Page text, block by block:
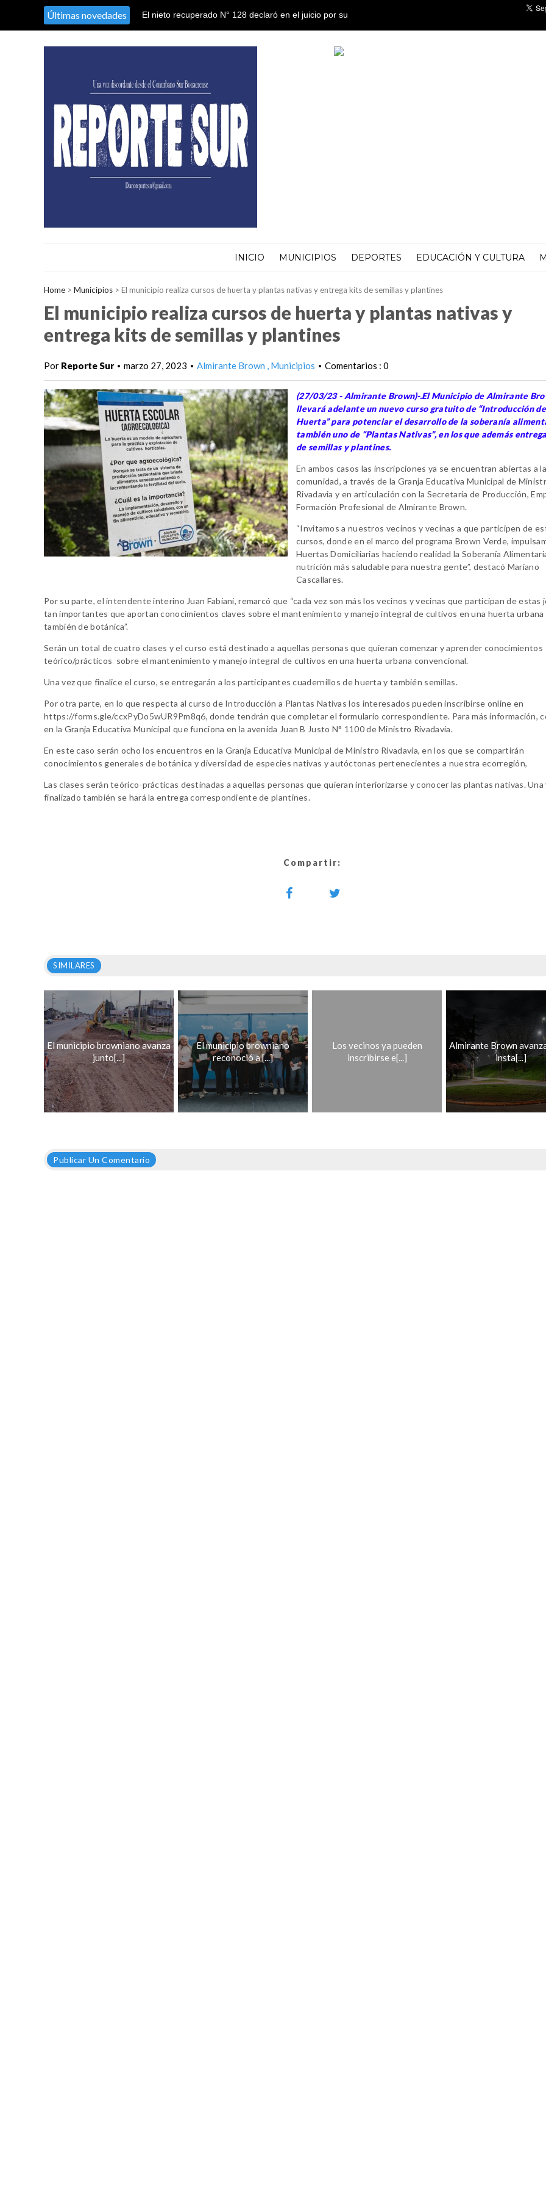
Últimas novedades
El nieto recuperado N° 128 declaró en el juicio por su
INICIO MUNICIPIOS DEPORTES EDUCACIÓN Y CULTURA
Home > Municipios > El municipio realiza cursos de huerta y plantas nativas y entrega kits de semillas y plantines
El municipio realiza cursos de huerta y plantas nativas y
entrega kits de semillas y plantines
Por Reporte Sur • marzo 27, 2023 • Almirante Brown Municipios • Comentarios : 0
(27/03/23 - Almirante Brown)-.El Municipio de Almirante
llevará adelante un nuevo curso gratuito de “Introducción de
Huerta” para potenciar el desarrollo de la soberanía
también uno de “Plantas Nativas”, en los que además
de semillas y plantines.
En ambos casos las inscripciones ya se encuentran abiertas a la
comunidad, a través de la Granja Educativa Municipal de
Rivadavia y en articulación con la Secretaría de Producción,
Formación Profesional de Almirante Brown.
“Invitamos a nuestros vecinos y vecinas a que participen de
cursos, donde en el marco del programa Brown Verde,
Huertas Domiciliarias haciendo realidad la Soberanía
nutrición más saludable para nuestra gente”, destacó Mariano
Cascallares.
Por su parte, el intendente interino Juan Fabiani, remarcó que “cada vez son más los vecinos y vecinas que participan de estas
tan importantes que aportan conocimientos claves sobre el mantenimiento y manejo integral de cultivos en una huerta urbana
también de botánica”.
Serán un total de cuatro clases y el curso está destinado a aquellas personas que quieran comenzar y aprender conocimientos
teórico/prácticos sobre el mantenimiento y manejo integral de cultivos en una huerta urbana convencional.
Una vez que finalice el curso, se entregarán a los participantes cuadernillos de huerta y también semillas.
Por otra parte, en lo que respecta al curso de Introducción a Plantas Nativas los interesados pueden inscribirse online en
https://forms.gle/ccxPyDo5wUR9Pm8q6, donde tendrán que completar el formulario correspondiente. Para más información,
en la Granja Educativa Municipal que funciona en la avenida Juan B Justo N° 1100 de Ministro Rivadavia.
En este caso serán ocho los encuentros en la Granja Educativa Municipal de Ministro Rivadavia, en los que se compartirán
conocimientos generales de botánica y diversidad de especies nativas y autóctonas pertenecientes a nuestra ecorregión,
Las clases serán teórico-prácticas destinadas a aquellas personas que quieran interiorizarse y conocer las plantas nativas. Una
finalizado también se hará la entrega correspondiente de plantines.
Compartir:
SIMILARES
El municipio browniano avanza
junto[...]
El municipio browniano
reconoció a [...]
Los vecinos ya pueden
inscribirse e[...]
Almirante Brown
insta[...]
Publicar Un Comentario